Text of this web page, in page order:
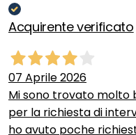
Acquirente verificato
07 Aprile 2026
Mi sono trovato molto
per la richiesta di
ho avuto poche